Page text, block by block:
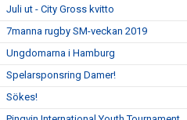
Juli ut - City Gross kvitto
7manna rugby SM-veckan 2019
Ungdomarna i Hamburg
Spelarsponsring Damer!
Sökes!